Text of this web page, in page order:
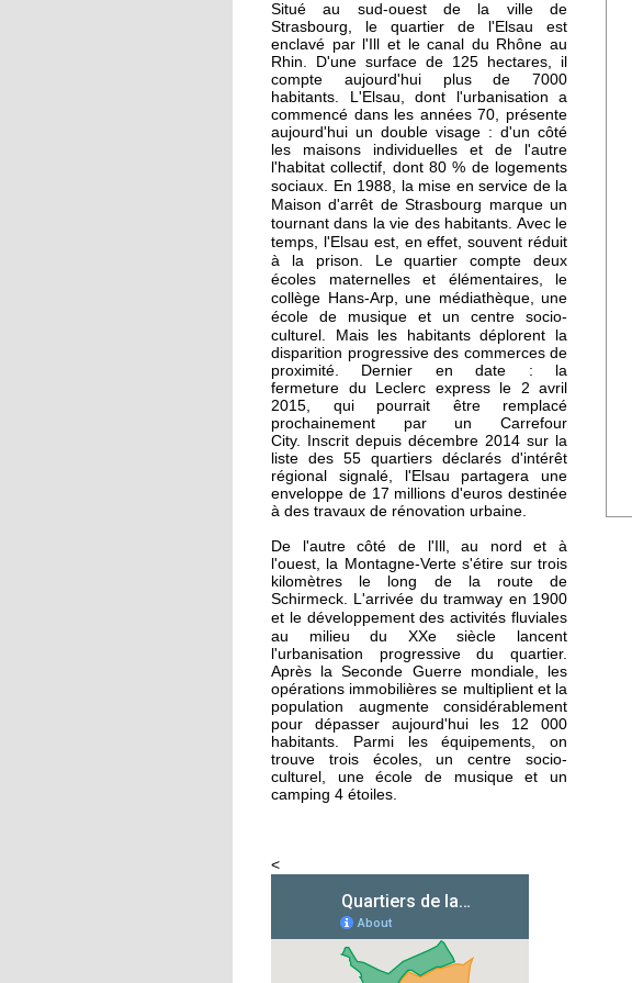
A l'Elsau, une balade
haute en couleur
18 septembre 2015
A Emmaüs Montagne-
Verte, le tri s'organise
pour les migrants
18 septembre 2015
La recherche d'emploi
autour d'un café
17 septembre 2015
Notre sélection pour les
Journées du patrimoine
à l'Elsau et la Montagne-
Verte
16 septembre 2015
Un camping adepte du
bon voisinage
15 septembre 2015
Dons records à Emmaüs
en faveur des réfugiés
26 septembre 2014
Des cours de vélo pour
favoriser l'insertion
26 septembre 2014
Femmes de Paroles
Les filles chaussent leurs
crampons
24 septembre 2014
Situé au sud-ouest de la ville de
Strasbourg, le quartier de l'Elsau est
enclavé par l'Ill et le canal du Rhône au
Rhin. D'une surface de 125 hectares, il
compte aujourd'hui plus de 7000
habitants. L'Elsau, dont l'urbanisation a
commencé dans les années 70, présente
aujourd'hui un double visage : d'un côté
les maisons individuelles et de l'autre
l'habitat collectif, dont 80 % de logements
sociaux. En 1988, la mise en service de la
Maison d'arrêt de Strasbourg marque un
tournant dans la vie des habitants. Avec le
temps, l'Elsau est, en effet, souvent réduit
à la prison.
Le quartier comptedeux
écoles maternelles et élémentaires, le
collège Hans-Arp, une médiathèque, une
école de musique et un centre socio-
culturel. Mais les habitants déplorent la
disparition progressive des commerces de
proximité. Dernier en date : la
fermeture du Leclerc express le 2 avril
2015, qui pourrait être remplacé
prochainement par un Carrefour
City. Inscrit depuis décembre 2014 sur la
liste des 55 quartiers déclarés d'intérêt
régional signalé, l'Elsau partagera une
enveloppe de 17 millions d'euros destinée
à des travaux de rénovation urbaine.
De l'autre côté de l'Ill, au nord et à
l'ouest, la Montagne-Verte s'étire sur trois
kilomètres le long de la route de
Schirmeck. L'arrivée du tramway en 1900
et l e développement des activités fluviales
au milieu du XXe siècle
lancent
l'urbanisation progressive du quartier.
Après la Seconde Guerre mondiale, les
opérations immobilières se multiplient et la
population augmente considérablement
pour dépasser aujourd'hui les 12 000
habitants. Parmi les équipements, on
trouve trois écoles, un centre socio-
culturel, une école de musique et un
camping 4 étoiles.
<